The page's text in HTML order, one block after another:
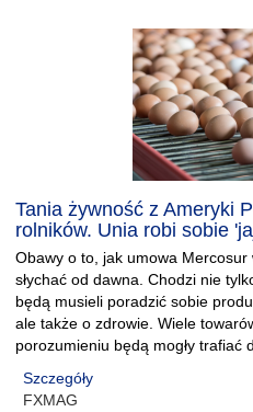
Tania żywność z Ameryki
rolników. Unia robi sobie
Obawy o to, jak umowa Mercosur
słychać od dawna. Chodzi nie
będą musieli poradzić sobie
ale także o zdrowie. Wiele
porozumieniu będą mogły trafiać
Szczegóły
FXMAG